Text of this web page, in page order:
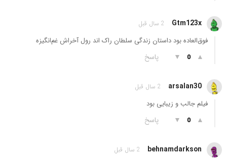
Gtm123x 2 سال قبل
فوق‌العاده بود داستان زندگی سلطان راک اند رول آخراش غم‌انگیزه
▲
0
▼ پاسخ
arsalan30 2 سال قبل
فیلم جالب و زیبایی بود
▲
0
▼ پاسخ
behnamdarkson 2 سال قبل